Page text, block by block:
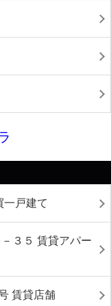
一戸建て
３５ 賃貸アパー
賃貸店舗